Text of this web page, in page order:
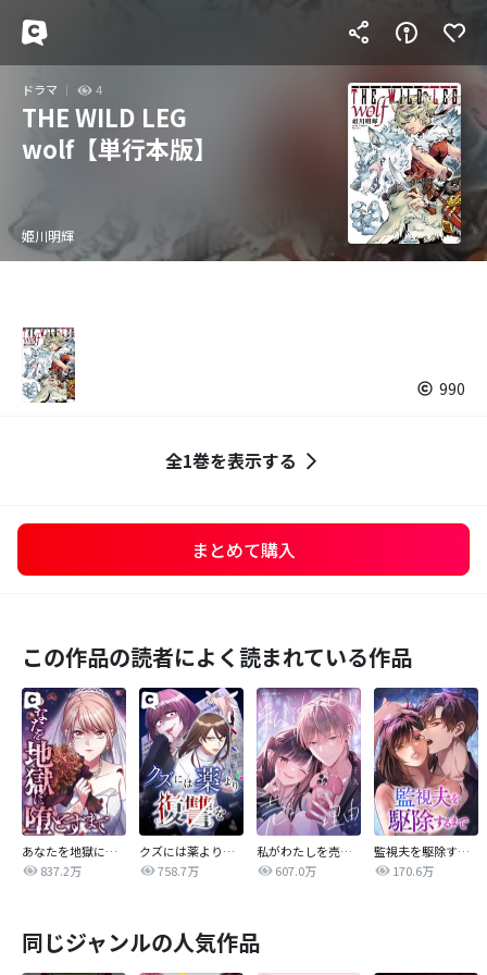
ドラマ 4
THE WILD LEG
wolf【単行本版】
姫川明輝
990
全1巻を表示する
まとめて購入
この作品の読者によく読まれている作品
あなたを地獄に堕とすまで
837.2万
クズには薬より復讐を
758.7万
私がわたしを売る理由
607.0万
監視夫を駆除するまで
170.6万
同じジャンルの人気作品